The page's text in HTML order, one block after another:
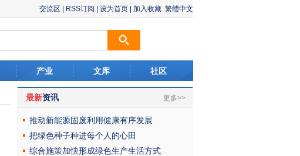
交流区 RSS订阅 设为首页 加入收藏 繁體中文
产业 文库 社区
最新资讯 更多>>
推动新能源固废利用健康有序发展
把绿色种子种进每个人的心田
综合施策加快形成绿色生产生活方式